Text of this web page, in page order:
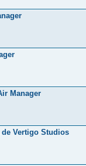
Manager
de Vertigo Studios